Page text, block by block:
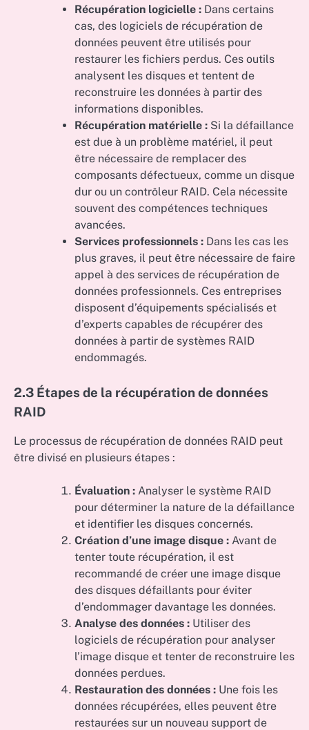
Récupération logicielle : Dans certains
cas, des logiciels de récupération de
données peuvent être utilisés pour
restaurer les fichiers perdus. Ces outils
analysent les disques et tentent de
reconstruire les données à partir des
informations disponibles.
Récupération matérielle : Si la défaillance
est due à un problème matériel, il peut
être nécessaire de remplacer des
composants défectueux, comme un disque
dur ou un contrôleur RAID. Cela nécessite
souvent des compétences techniques
avancées.
Services professionnels : Dans les cas les
plus graves, il peut être nécessaire de faire
appel à des services de récupération de
données professionnels. Ces entreprises
disposent d’équipements spécialisés et
d’experts capables de récupérer des
données à partir de systèmes RAID
endommagés.
2.3 Étapes de la récupération de données
RAID
Le processus de récupération de données RAID peut
être divisé en plusieurs étapes :
Évaluation : Analyser le système RAID
pour déterminer la nature de la défaillance
et identifier les disques concernés.
Création d’une image disque : Avant de
tenter toute récupération, il est
recommandé de créer une image disque
des disques défaillants pour éviter
d’endommager davantage les données.
Analyse des données : Utiliser des
logiciels de récupération pour analyser
l’image disque et tenter de reconstruire les
données perdues.
Restauration des données : Une fois les
données récupérées, elles peuvent être
restaurées sur un nouveau support de